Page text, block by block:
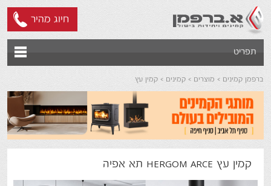
חיוג מהיר
תפריט
ברפמן קמינים מוצרים קמינים קמין עץ
קמין עץ HERGOM ARCE תא אפיה